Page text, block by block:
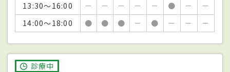
13:30～16:00
－ － － － － ● －
－
14:00～18:00
● ● ● － ● － － －
診療中